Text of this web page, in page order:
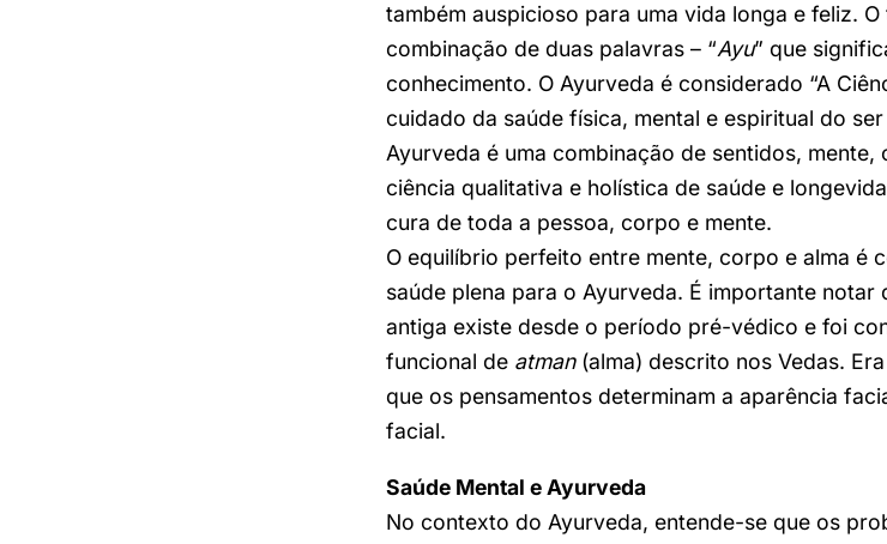
também auspicioso para uma vida longa e feliz.
combinação de duas palavras – “Ayu” que
conhecimento. O Ayurveda é considerado “A
cuidado da saúde física, mental e espiritual do
Ayurveda é uma combinação de sentidos, mente,
ciência qualitativa e holística de saúde e
cura de toda a pessoa, corpo e mente.
O equilíbrio perfeito entre mente, corpo e alma é
saúde plena para o Ayurveda. É importante notar
antiga existe desde o período pré-védico e foi
funcional de atman(alma) descrito nos Vedas.
que os pensamentos determinam a aparência
facial.
Saúde Mental e Ayurveda
No contexto do Ayurveda, entende-se que os